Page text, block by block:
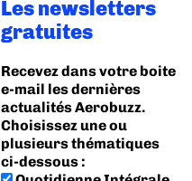
Les newsletters
gratuites
Recevez dans votre boite
e-mail les dernières
actualités Aerobuzz.
Choisissez une ou
plusieurs thématiques
ci-dessous :